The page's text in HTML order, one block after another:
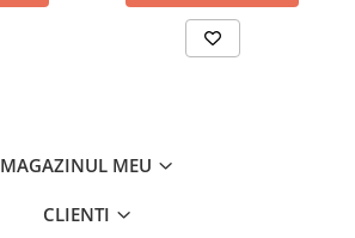
MAGAZINUL MEU
CLIENTI